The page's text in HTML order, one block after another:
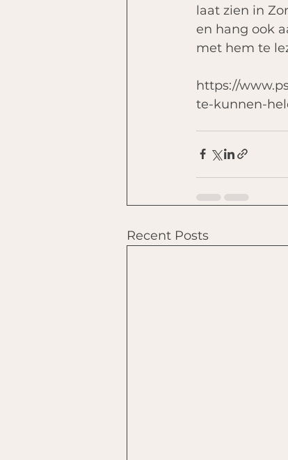
laat zien in
en hang ook
met hem te
https://
te-kunnen-
Recent Posts